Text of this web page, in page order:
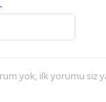
yok, ilk yorumu siz